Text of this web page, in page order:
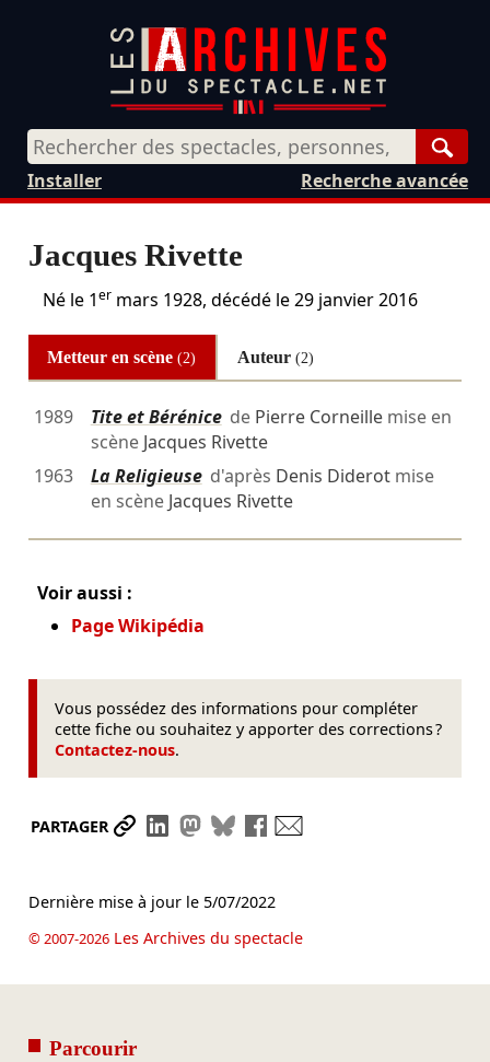
Recherche avancée
Installer
Jacques Rivette
Né le 1ermars 1928, décédé le29 janvier 2016
Metteur en scène(2) Auteur (2)
1989 Tite et Bérénicede Pierre Corneillemise en
scène Jacques Rivette
1963
La Religieused'après Denis Diderotmise
en scène Jacques Rivette
Voir aussi :
Page Wikipédia
Vous possédez des informations pour compléter
cette fiche ou souhaitez y apporter des corrections ?
Contactez-nous.
PARTAGER Partager le lien
Partager sur LinkedIn
Partager sur Mastodon
Partager sur Bluesky
Partager sur Facebook
Dernière mise à jour le 5/07/2022
© 2007-2026Les Archives du spectacle
Parcourir